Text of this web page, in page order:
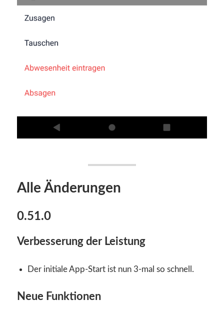
Alle Änderungen
0.51.0
Verbesserung der Leistung
Der initiale App-Start ist nun 3-mal so schnell.
Neue Funktionen